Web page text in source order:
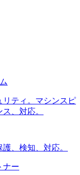
リティ。マシンスピ
、対応。
、検知、対応。
ナー